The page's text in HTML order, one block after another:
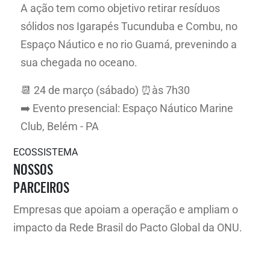
A ação tem como objetivo retirar resíduos
sólidos nos Igarapés Tucunduba e Combu, no
Espaço Náutico e no rio Guamá, prevenindo a
sua chegada no oceano.
📆 24 de março (sábado) ⏰às 7h30
➡️ Evento presencial: Espaço Náutico Marine
Club, Belém - PA
ECOSSISTEMA
NOSSOS
PARCEIROS
Empresas que apoiam a operação e ampliam o
impacto da Rede Brasil do Pacto Global da ONU.